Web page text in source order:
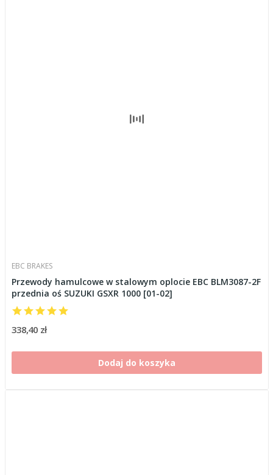
EBC BRAKES
Przewody hamulcowe w stalowym oplocie EBC BLM3087-2F
przednia oś SUZUKI GSXR 1000 [01-02]
338,40 zł
Dodaj do koszyka